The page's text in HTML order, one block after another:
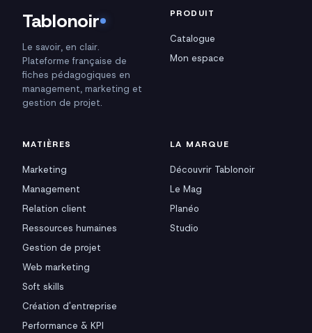
Tablonoir
Le savoir, en clair.
Plateforme française de
fiches pédagogiques en
management, marketing et
gestion de projet.
PRODUIT
Catalogue
Mon espace
MATIÈRES
Marketing
Management
Relation client
Ressources humaines
Gestion de projet
Web marketing
Soft skills
Création d'entreprise
Performance & KPI
LA MARQUE
Découvrir Tablonoir
Le Mag
Planéo
Studio